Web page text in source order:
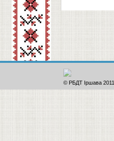
© РБДТ Іршава 2011